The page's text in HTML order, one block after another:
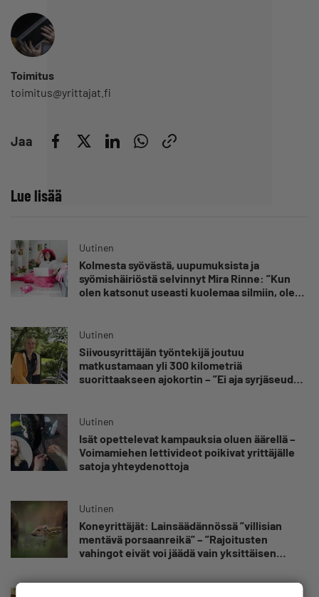
Toimitus
toimitus@yrittajat.fi
Jaa
Lue lisää
Uutinen
Kolmesta syövästä, uupumuksista ja
syömishäiriöstä selvinnyt Mira Rinne: ”Kun
olen katsonut useasti kuolemaa silmiin, olen
Uutinen
Siivousyrittäjän työntekijä joutuu
matkustamaan yli 300 kilometriä
suorittaakseen ajokortin – ”Ei aja syrjäseudun
Uutinen
Isät opettelevat kampauksia oluen äärellä –
Voimamiehen lettivideot poikivat yrittäjälle
satoja yhteydenottoja
Uutinen
Koneyrittäjät: Lainsäädännössä ”villisian
mentävä porsaanreikä” – ”Rajoitusten
vahingot eivät voi jäädä vain yksittäisen